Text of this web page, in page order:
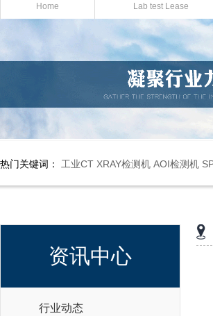
Home Lab test Lease
热门关键词： 工业CT XRAY检测机 AOI检测机
资讯中心
行业动态